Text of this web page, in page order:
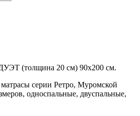
(толщина 20 см) 90х200 см.
серии Ретро, Муромской
односпальные, двуспальные,